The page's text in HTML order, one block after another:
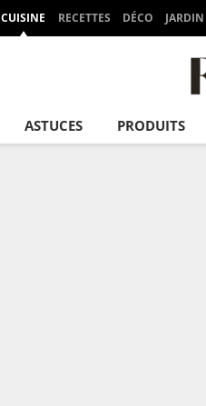
CUISINE RECETTES DÉCO JARDIN
ASTUCES PRODUITS